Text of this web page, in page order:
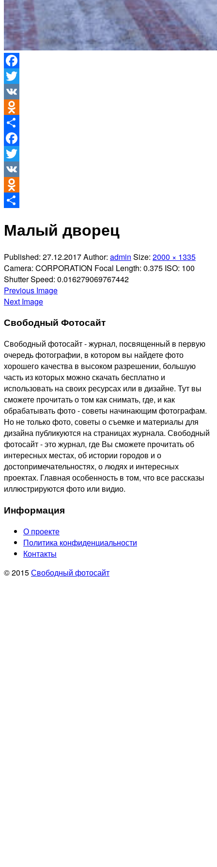
Facebook
Twitter
VK
Odnoklassniki
Отправить
Facebook
Twitter
VK
Odnoklassniki
Малый дворец
Published: 27.12.2017Author: admin Size: 2000 × 1335
Camera: CORPORATION Focal Length: 0.375 ISO: 100
Shutter Speed: 0.016279069767442
Previous Image
Next Image
Свободный Фотосайт
Свободный фотосайт - журнал, посвященный в первую
очередь фотографии, в котором вы найдете фото
хорошего качества в высоком разрешении, большую
часть из которых можно скачать бесплатно и
использовать на своих ресурсах или в дизайне. Тут вы
сможете прочитать о том как снимать, где, и как
обрабатывать фото - советы начинающим фотографам.
Но не только фото, советы о съемке и материалы для
дизайна публикуются на страницах журнала. Свободный
фотосайт - это журнал, где Вы сможете прочитать об
интересных местах, об истории городов и о
достопримечательностях, о людях и интересных
проектах. Главная особенность в том, что все рассказы
иллюстрируются фото или видио.
Информация
О проекте
Политика конфиденциальности
Контакты
© 2015Свободный фотосайт